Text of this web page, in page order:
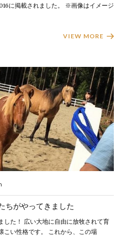
に掲載されました。 ※画像はイメージ
VIEW MORE
ちがやってきました
した！ 広い大地に自由に放牧されて育
こい性格です。 これから、この場